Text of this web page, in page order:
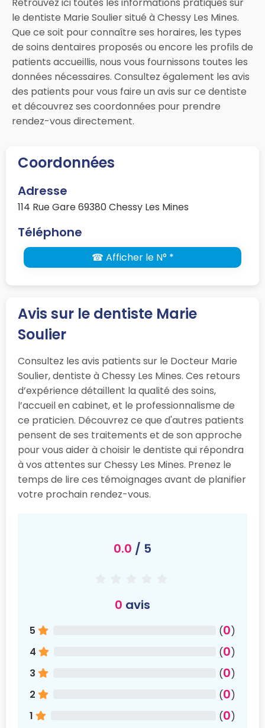
Retrouvez ici toutes les informations pratiques sur
le dentiste Marie Soulier situé à Chessy Les Mines.
Que ce soit pour connaître ses horaires, les types
de soins dentaires proposés ou encore les profils de
patients accueillis, nous vous fournissons toutes les
données nécessaires. Consultez également les avis
des patients pour vous faire un avis sur ce dentiste
et découvrez ses coordonnées pour prendre
rendez-vous directement.
Coordonnées
Adresse
114 Rue Gare 69380 Chessy Les Mines
Téléphone
☎ Afficher le N° *
Avis sur le dentiste Marie
Soulier
Consultez les avis patients sur le Docteur Marie
Soulier, dentiste à Chessy Les Mines. Ces retours
d’expérience détaillent la qualité des soins,
l’accueil en cabinet, et le professionnalisme de
ce praticien. Découvrez ce que d'autres patients
pensent de ses traitements et de son approche
pour vous aider à choisir le dentiste qui répondra
à vos attentes sur Chessy Les Mines. Prenez le
temps de lire ces témoignages avant de planifier
votre prochain rendez-vous.
0.0 / 5
0 avis
5 (0)
4
(0)
3
(0)
2
(0)
1
(0)